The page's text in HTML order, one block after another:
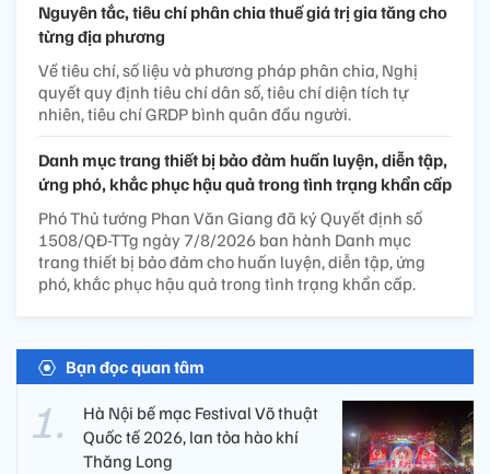
Nguyên tắc, tiêu chí phân chia thuế giá trị gia tăng cho
từng địa phương
Về tiêu chí, số liệu và phương pháp phân chia, Nghị
quyết quy định tiêu chí dân số, tiêu chí diện tích tự
nhiên, tiêu chí GRDP bình quân đầu người.
Danh mục trang thiết bị bảo đảm huấn luyện, diễn tập,
ứng phó, khắc phục hậu quả trong tình trạng khẩn cấp
Phó Thủ tướng Phan Văn Giang đã ký Quyết định số
1508/QĐ-TTg ngày 7/8/2026 ban hành Danh mục
trang thiết bị bảo đảm cho huấn luyện, diễn tập, ứng
phó, khắc phục hậu quả trong tình trạng khẩn cấp.
Bạn đọc quan tâm
Hà Nội bế mạc Festival Võ thuật
Quốc tế 2026, lan tỏa hào khí
Thăng Long